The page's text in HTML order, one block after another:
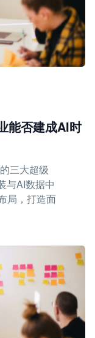
能否建成AI时
三大超级
与AI数据中
局，打造面